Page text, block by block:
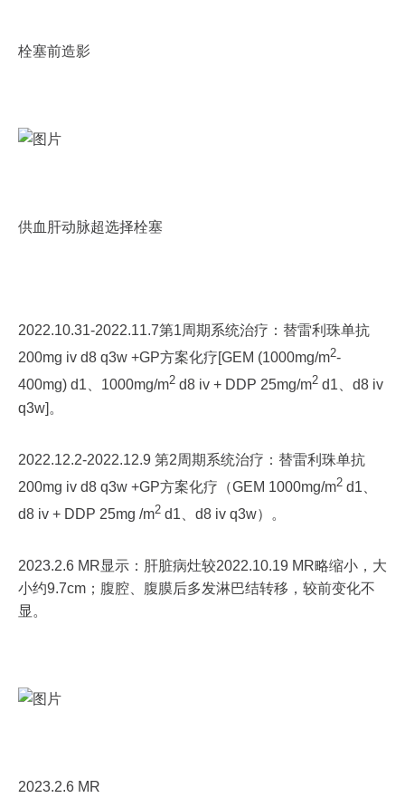
栓塞前造影
供血肝动脉超选择栓塞
2022.10.31-2022.11.7第1周期系统治疗：替雷利珠单抗
200mg iv d8 q3w +GP方案化疗[GEM (1000mg/m2-
400mg) d1、1000mg/m2 d8 iv + DDP 25mg/m2 d1、d8 iv
q3w]。
2022.12.2-2022.12.9 第2周期系统治疗：替雷利珠单抗
200mg iv d8 q3w +GP方案化疗（GEM 1000mg/m2 d1、
d8 iv + DDP 25mg /m2 d1、d8 iv q3w）。
2023.2.6 MR显示：肝脏病灶较2022.10.19 MR略缩小，大
小约9.7cm；腹腔、腹膜后多发淋巴结转移，较前变化不
显。
2023.2.6 MR